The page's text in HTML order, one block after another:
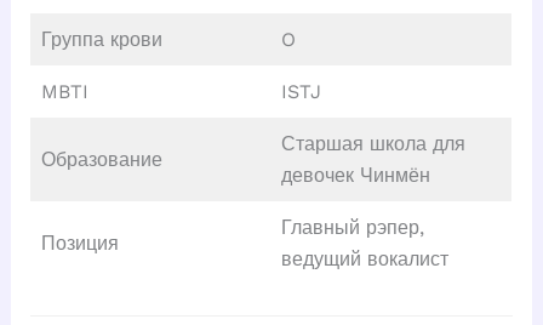
Группа крови O
MBTI ISTJ
Образование
Старшая школа для
девочек Чинмён
Позиция
Главный рэпер,
ведущий вокалист